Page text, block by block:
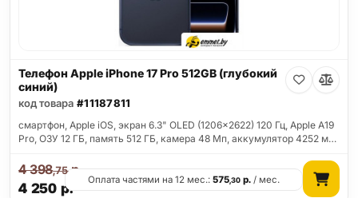
Телефон Apple iPhone 17 Pro 512GB (глубокий
синий)
код товара #11187811
смартфон, Apple iOS, экран 6.3" OLED (1206x2622) 120 Гц, Apple A19
Pro, ОЗУ 12 ГБ, память 512 ГБ, камера 48 Мп, аккумулятор 4252 м…
4 250 р.
4 398,75р.
Оплата частями на 12 мес.:575,30 р. / мес.